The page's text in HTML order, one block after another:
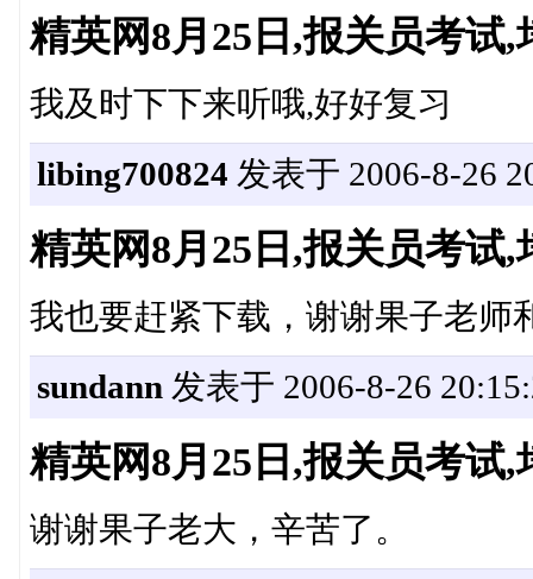
精英网8月25日,报关员考试
我及时下下来听哦,好好复习
libing700824 发表于 2006-8-26
精英网8月25日,报关员考试
我也要赶紧下载，谢谢果子老师
sundann 发表于 2006-8-26
精英网8月25日,报关员考试
谢谢果子老大，辛苦了。